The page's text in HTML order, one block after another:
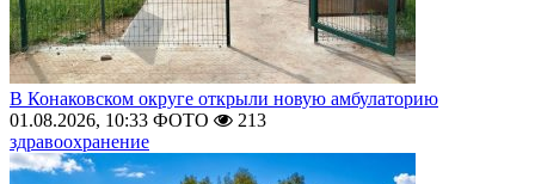
В Конаковском округе открыли новую амбулаторию
01.08.2026, 10:33 ФОТО
213
здравоохранение